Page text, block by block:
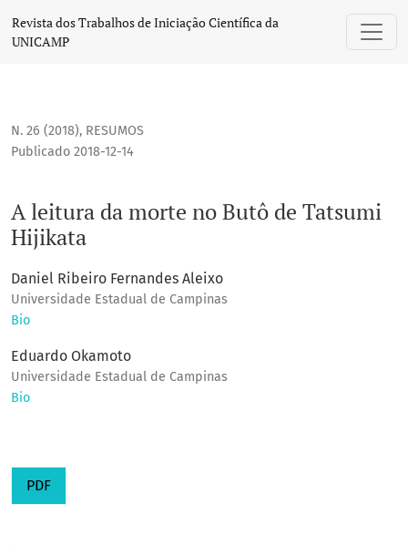
Revista dos Trabalhos de Iniciação Científica da
UNICAMP
N. 26 (2018), RESUMOS
A leitura da morte no Butô de Tatsumi
Hijikata
Publicado 2018-12-14
Daniel Ribeiro Fernandes Aleixo
Universidade Estadual de Campinas
Bio
Eduardo Okamoto
Universidade Estadual de Campinas
Bio
PDF